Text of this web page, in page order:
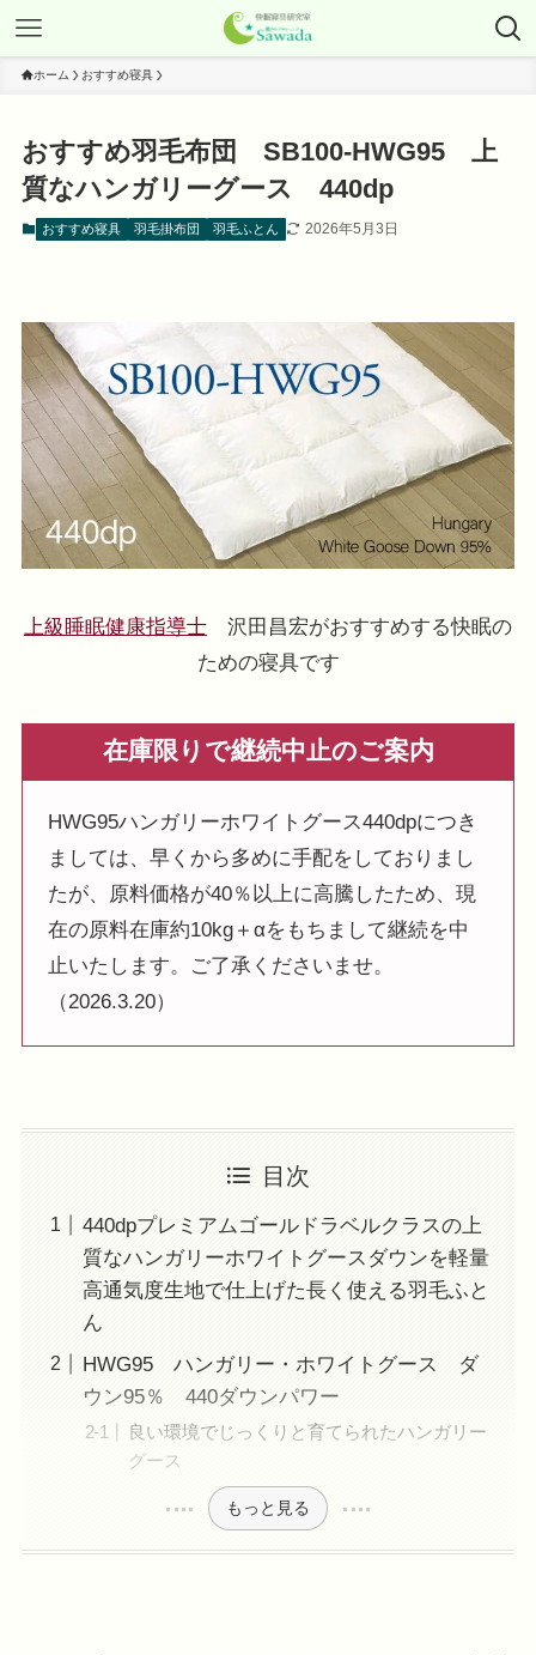
ホーム おすすめ寝具
おすすめ羽毛布団 SB100-HWG95 上
質なハンガリーグース 440dp
おすすめ寝具 羽毛掛布団 羽毛ふとん 2026年5月3日
上級睡眠健康指導士 沢田昌宏がおすすめする快眠の
ための寝具です
在庫限りで継続中止のご案内
HWG95ハンガリーホワイトグース440dpにつき
ましては、早くから多めに手配をしておりまし
たが、原料価格が40％以上に高騰したため、現
在の原料在庫約10kg＋αをもちまして継続を中
止いたします。ご了承くださいませ。
（2026.3.20）
目次
440dpプレミアムゴールドラベルクラスの上
質なハンガリーホワイトグースダウンを軽量
高通気度生地で仕上げた長く使える羽毛ふと
ん
HWG95 ハンガリー・ホワイトグース ダ
ウン95％ 440ダウンパワー
良い環境でじっくりと育てられたハンガリー
グース
もっと見る